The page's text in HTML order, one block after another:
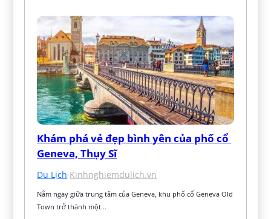
Khám phá vẻ đẹp bình yên của phố cổ
Geneva, Thụy Sĩ
Du Lịch·Kinhnghiemdulich.vn
Nằm ngay giữa trung tâm của Geneva, khu phố cổ Geneva Old
Town trở thành một…